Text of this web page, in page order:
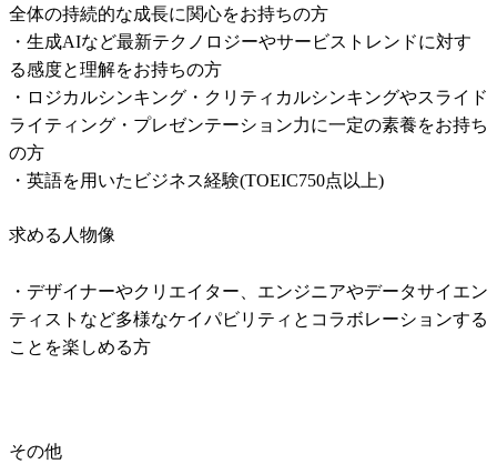
全体の持続的な成長に関心をお持ちの方
・生成AIなど最新テクノロジーやサービストレンドに対す
る感度と理解をお持ちの方
・ロジカルシンキング・クリティカルシンキングやスライド
ライティング・プレゼンテーション力に一定の素養をお持ち
の方
・英語を用いたビジネス経験(TOEIC750点以上)
求める人物像
・デザイナーやクリエイター、エンジニアやデータサイエン
ティストなど多様なケイパビリティとコラボレーションする
ことを楽しめる方
その他